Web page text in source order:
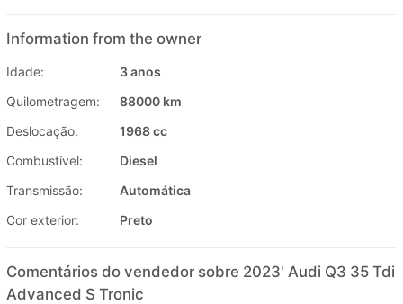
Information from the owner
Idade:
3 anos
Quilometragem:
88000 km
Deslocação:
1968 cc
Combustível:
Diesel
Transmissão:
Automática
Cor exterior:
Preto
Comentários do vendedor sobre 2023' Audi Q3 35 Tdi
Advanced S Tronic